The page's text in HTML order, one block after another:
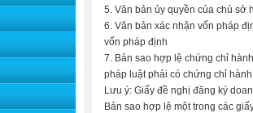
5. Văn bản ủy quyền của chủ
6. Văn bản xác nhận vốn pháp
vốn pháp định
7. Bản sao hợp lệ chứng chỉ
pháp luật phải có chứng chỉ
Lưu ý: Giấy đề nghị đăng ký
Bản sao hợp lệ một trong các